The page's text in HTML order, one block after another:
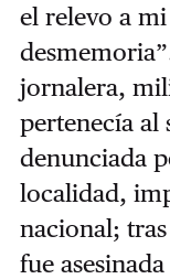
el relevo a
jornalera,
pertenecía al
denunciada
localidad,
nacional;
fue